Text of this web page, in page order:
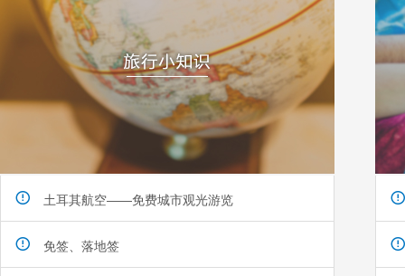
土耳其航空——免费城市观光游览
免签、落地签